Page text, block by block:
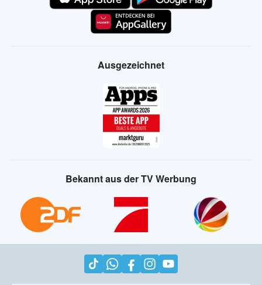
Ausgezeichnet
Bekannt aus der TV Werbung